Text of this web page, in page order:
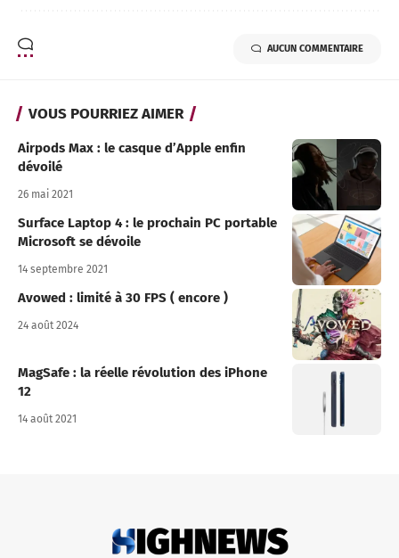
AUCUN COMMENTAIRE
VOUS POURRIEZ AIMER
Airpods Max : le casque d’Apple enfin
dévoilé
26 mai 2021
Surface Laptop 4 : le prochain PC portable
Microsoft se dévoile
14 septembre 2021
Avowed : limité à 30 FPS ( encore )
24 août 2024
MagSafe : la réelle révolution des iPhone
12
14 août 2021